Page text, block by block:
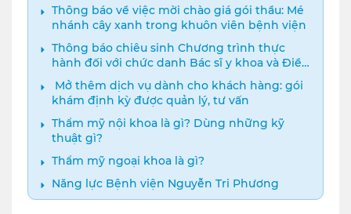
Thông báo về việc mời chào giá gói thầu: Mé
nhánh cây xanh trong khuôn viên bệnh viện
Thông báo chiêu sinh Chương trình thực
hành đối với chức danh Bác sĩ y khoa và Điều
dưỡng năm 2024
️ Mở thêm dịch vụ dành cho khách hàng: gói
khám định kỳ được quản lý, tư vấn
Thẩm mỹ nội khoa là gì? Dùng những kỹ
thuật gì?
Thẩm mỹ ngoại khoa là gì?
Năng lực Bệnh viện Nguyễn Tri Phương